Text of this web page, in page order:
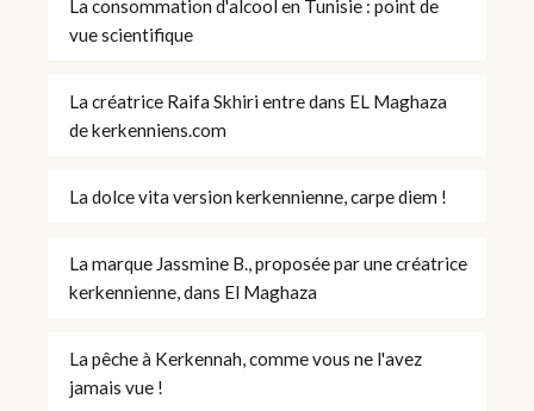
La consommation d'alcool en Tunisie : point de
vue scientifique
La créatrice Raifa Skhiri entre dans EL Maghaza
de kerkenniens.com
La dolce vita version kerkennienne, carpe diem !
La marque Jassmine B., proposée par une créatrice
kerkennienne, dans El Maghaza
La pêche à Kerkennah, comme vous ne l'avez
jamais vue !